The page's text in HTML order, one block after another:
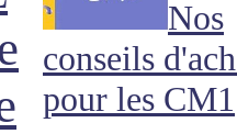
Nos
conseils
pour les CM1